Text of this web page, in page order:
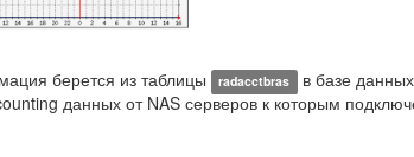
берется из таблицы radacctbras в базе
данных от NAS серверов к которым